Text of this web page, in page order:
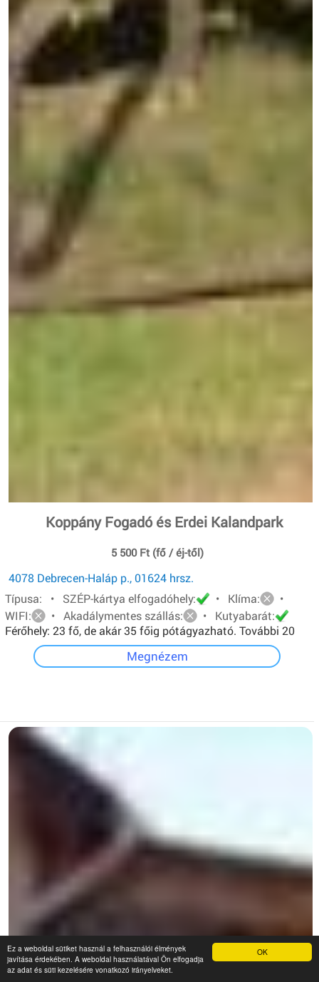
OK
Ez a weboldal sütiket használ a felhasználói élmények
javítása érdekében. A weboldal használatával Ön elfogadja
az adat és süti kezelésére vonatkozó irányelveket.
Koppány Fogadó és Erdei Kalandpark
5 500 Ft (fő / éj-től)
4078 Debrecen-Haláp p., 01624 hrsz.
Típusa: • SZÉP-kártya elfogadóhely:
• Klíma:
•
WIFI:
• Akadálymentes szállás:
• Kutyabarát:
Férőhely: 23 fő, de akár 35 főig pótágyazható. További 20
főt pedig sátorban tudunk elhelyezni.
Megnézem